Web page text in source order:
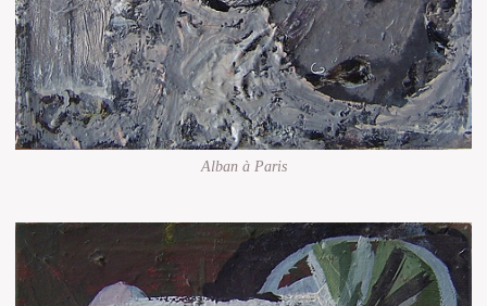
Alban à Paris